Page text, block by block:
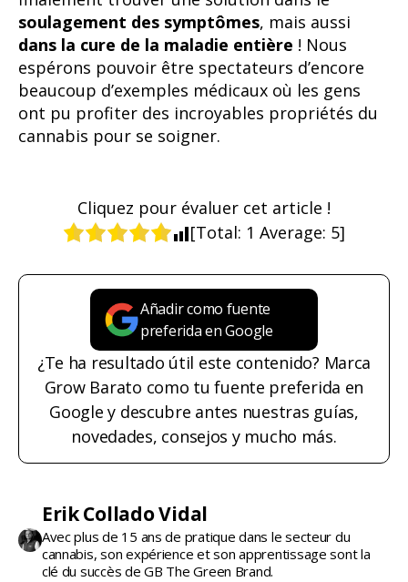
soulagement des symptômes, mais aussi
dans la cure de la maladie entière ! Nous
espérons pouvoir être spectateurs d’encore
beaucoup d’exemples médicaux où les gens
ont pu profiter des incroyables propriétés du
cannabis pour se soigner.
Cliquez pour évaluer cet article !
[Total: 1 Average: 5]
Añadir como fuente
preferida en Google
¿Te ha resultado útil este contenido? Marca
Grow Barato como tu fuente preferida en
Google y descubre antes nuestras guías,
novedades, consejos y mucho más.
Erik Collado Vidal
Avec plus de 15 ans de pratique dans le secteur du
cannabis, son expérience et son apprentissage sont la
clé du succès de GB The Green Brand.